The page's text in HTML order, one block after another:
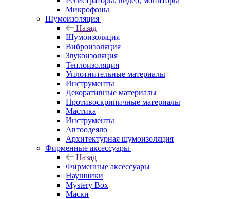
Микрофоны
Шумоизоляция
Назад
Шумоизоляция
Виброизоляция
Звукоизоляция
Теплоизоляция
Уплотнительные материалы
Инструменты
Декоративные материалы
Противоскрипичные материалы
Мастика
Инструменты
Автоодеяло
Архитектурная шумоизоляция
Фирменные аксессуары
Назад
Фирменные аксессуары
Наушники
Mystery Box
Маски